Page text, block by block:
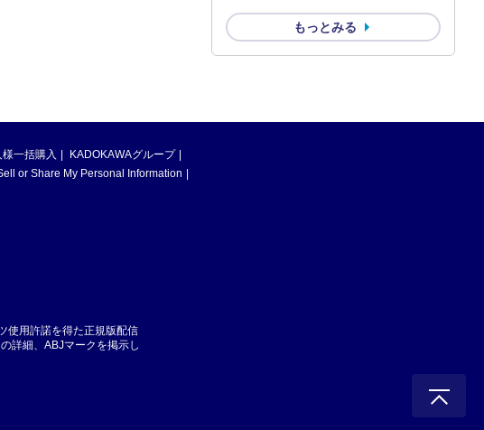
もっとみる
様一括購入
KADOKAWAグループ
or Share My Personal Information
使用許諾を得た正規版配信
詳細、ABJマークを掲示し